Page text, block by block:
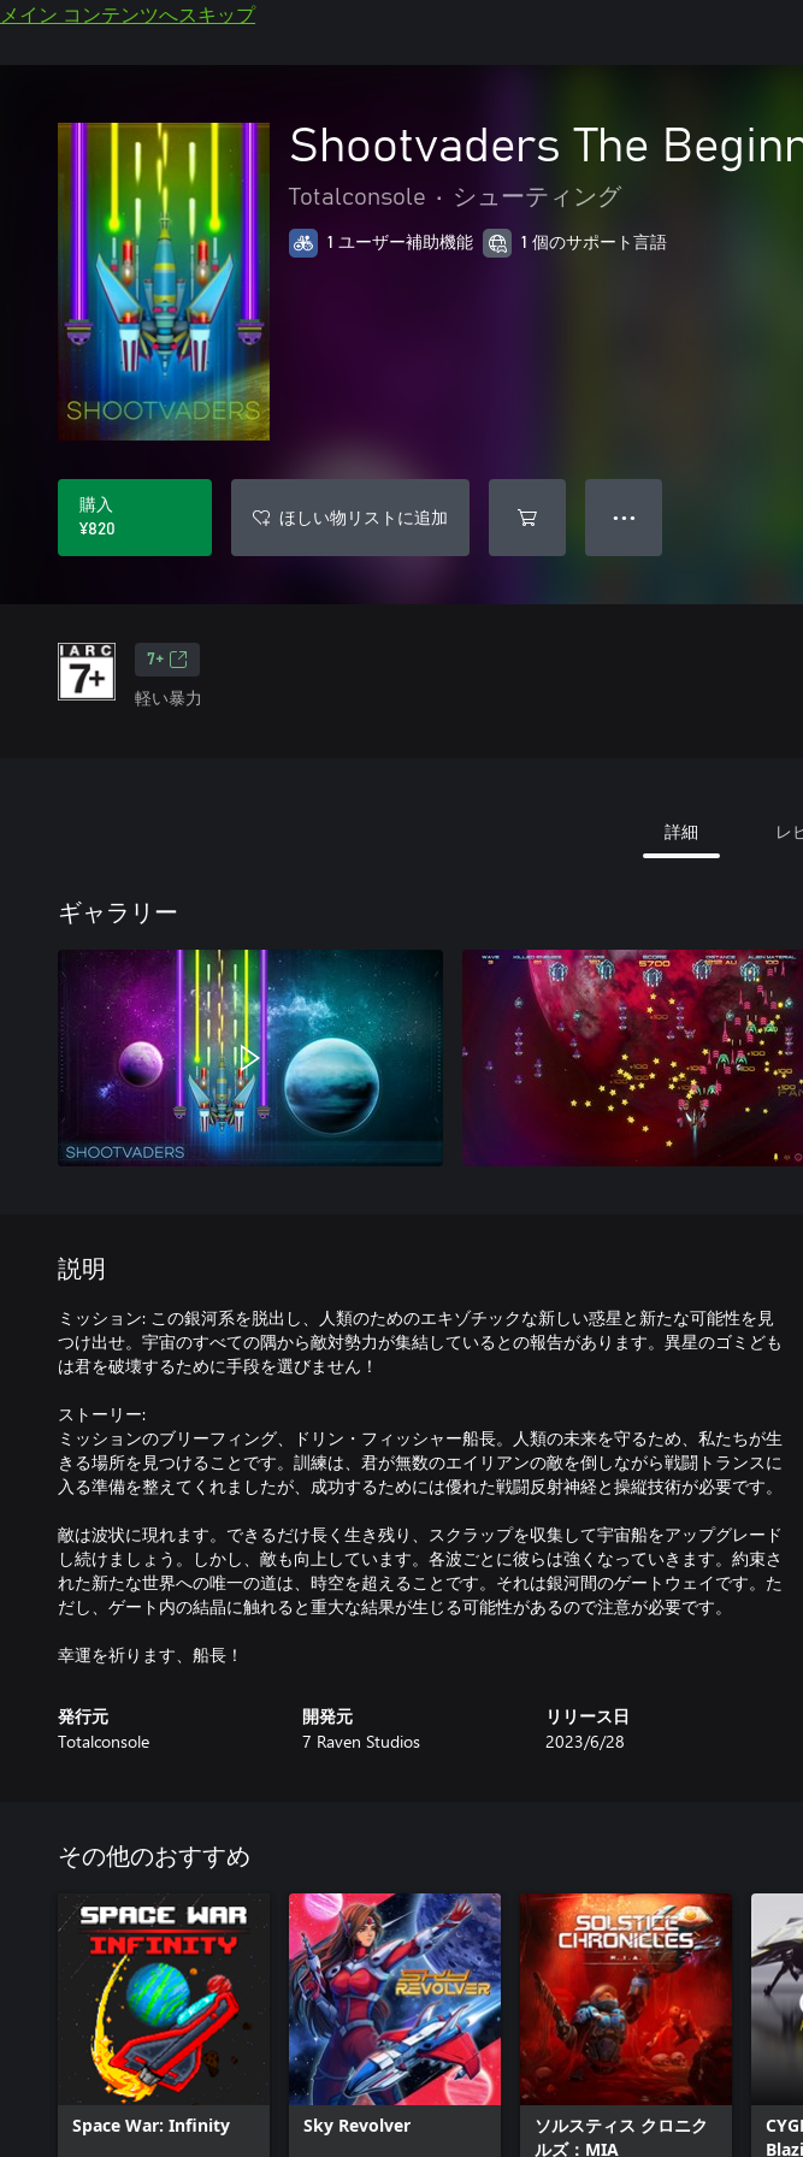
メイン コンテンツへスキップ
Shootvaders The
Totalconsole • シューティング
1 ユーザー補助機能 1 個のサポート言語
購入
¥820
ほしい物リストに追加 ● ● ●
7+
軽い暴力
詳細 レ
ギャラリー
説明
ミッション: この銀河系を脱出し、人類のためのエキゾチックな新しい惑星と新たな可能性を見
つけ出せ。宇宙のすべての隅から敵対勢力が集結しているとの報告があります。異星のゴミども
は君を破壊するために手段を選びません！
ストーリー:
ミッションのブリーフィング、ドリン・フィッシャー船長。人類の未来を守るため、私たちが生
きる場所を見つけることです。訓練は、君が無数のエイリアンの敵を倒しながら戦闘トランスに
入る準備を整えてくれましたが、成功するためには優れた戦闘反射神経と操縦技術が必要です。
敵は波状に現れます。できるだけ長く生き残り、スクラップを収集して宇宙船をアップグレード
し続けましょう。しかし、敵も向上しています。各波ごとに彼らは強くなっていきます。約束さ
れた新たな世界への唯一の道は、時空を超えることです。それは銀河間のゲートウェイです。た
だし、ゲート内の結晶に触れると重大な結果が生じる可能性があるので注意が必要です。
発行元
Totalconsole
開発元
7 Raven Studios
リリース日
2023/6/28
その他のおすすめ
Space War: Infinity Sky Revolver
ソルスティス クロニク
ルズ：MIA